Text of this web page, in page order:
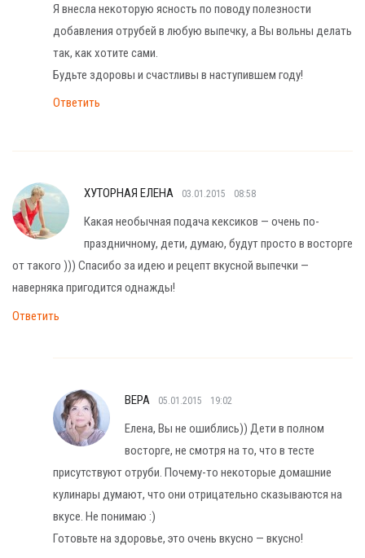
Я внесла некоторую ясность по поводу полезности
добавления отрубей в любую выпечку, а Вы вольны делать
так, как хотите сами.
Будьте здоровы и счастливы в наступившем году!
Ответить
ХУТОРНАЯ ЕЛЕНА 03.01.2015 08:58
Какая необычная подача кексиков — очень по-
праздничному, дети, думаю, будут просто в восторге
от такого ))) Спасибо за идею и рецепт вкусной выпечки —
наверняка пригодится однажды!
Ответить
ВЕРА 05.01.2015 19:02
Елена, Вы не ошиблись)) Дети в полном
восторге, не смотря на то, что в тесте
присутствуют отруби. Почему-то некоторые домашние
кулинары думают, что они отрицательно сказываются на
вкусе. Не понимаю :)
Готовьте на здоровье, это очень вкусно — вкусно!